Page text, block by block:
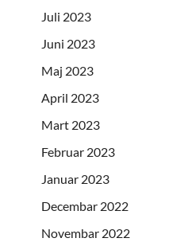
Juli 2023
Juni 2023
Maj 2023
April 2023
Mart 2023
Februar 2023
Januar 2023
Decembar 2022
Novembar 2022